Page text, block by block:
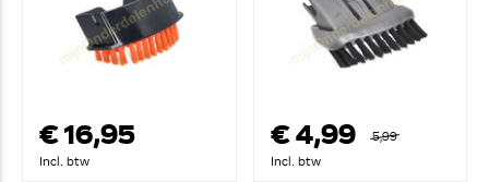
€ 16,95
Incl. btw
€ 4,99
5,99
Incl. btw